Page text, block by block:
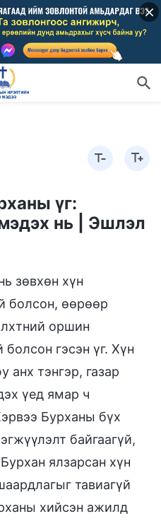
үг:
нь | Эшлэл
зөвхөн хүн
болсон, өөрөөр
оршин
гэсэн үг. Хүн
анх тэнгэр, газар
үед ямар ч
Бурханы бүх
байгаагүй,
ялзарсан хүн
тавиагүй
хийсэн ажилд